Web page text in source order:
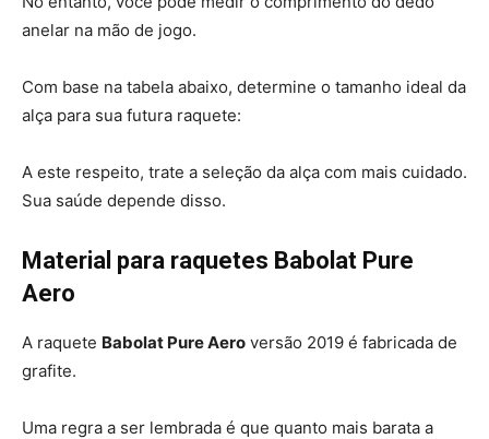
anelar na mão de jogo.
Com base na tabela abaixo, determine o tamanho ideal da
alça para sua futura raquete:
A este respeito, trate a seleção da alça com mais cuidado.
Sua saúde depende disso.
Material para raquetes Babolat Pure
Aero
A raquete Babolat Pure Aero versão 2019 é fabricada de
grafite.
Uma regra a ser lembrada é que quanto mais barata a